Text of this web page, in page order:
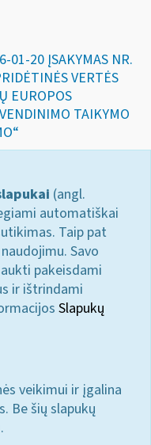
01-20 ĮSAKYMAS NR.
VERTĖS
EUROPOS
TAIKYMO
(angl.
automatiškai
Taip pat
Savo
pakeisdami
ir ištrindami
Slapukų
veikimui ir įgalina
Be šių slapukų